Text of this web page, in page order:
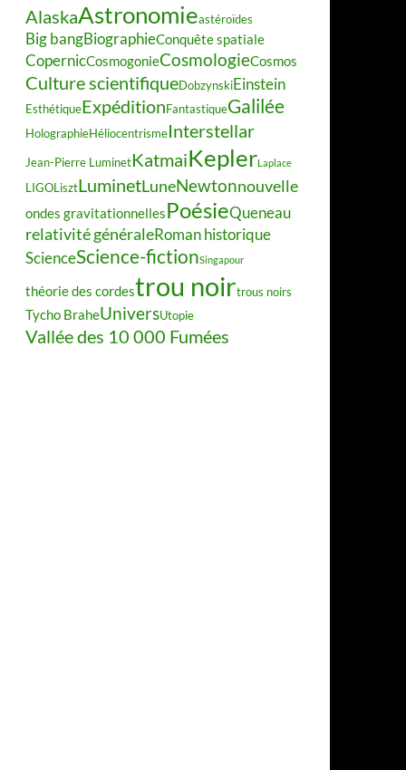
AlaskaAstronomieastéroïdes
Big bangBiographieConquête spatiale
CopernicCosmogonieCosmologieCosmos
Culture scientifiqueDobzynskiEinstein
EsthétiqueExpéditionFantastiqueGalilée
HolographieHéliocentrismeInterstellar
Jean-Pierre LuminetKatmaiKeplerLaplace
LIGOLisztLuminetLuneNewtonnouvelle
ondes gravitationnellesPoésieQueneau
relativité généraleRoman historique
ScienceScience-fictionSingapour
théorie des cordestrou noirtrous noirs
Tycho BraheUniversUtopie
Vallée des 10 000 Fumées